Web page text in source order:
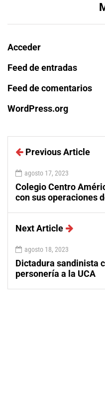
Acceder
Feed de entradas
Feed de comentarios
WordPress.org
Previous Article
agosto 17, 2023
Colegio Centro
con sus operaciones
Next Article
agosto 18, 2023
Dictadura sandinista
personería a la UCA